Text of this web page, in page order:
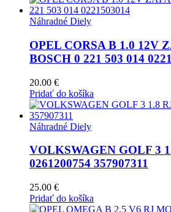
Náhradné Diely
OPEL CORSA B 1.0 12V
BOSCH 0 221 503 014
20.00 €
Pridať do košíka
Náhradné Diely
VOLKSWAGEN GOLF 3
0261200754 357907311
25.00 €
Pridať do košíka